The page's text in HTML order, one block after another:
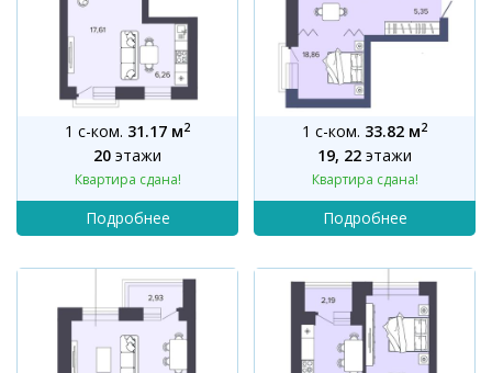
1 с-ком. 31.17 м2
20 этажи
Квартира сдана!
1 с-ком. 33.82 м2
19, 22 этажи
Квартира сдана!